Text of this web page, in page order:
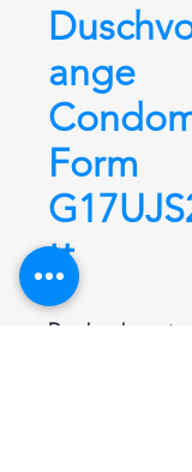
ange
Form
tt